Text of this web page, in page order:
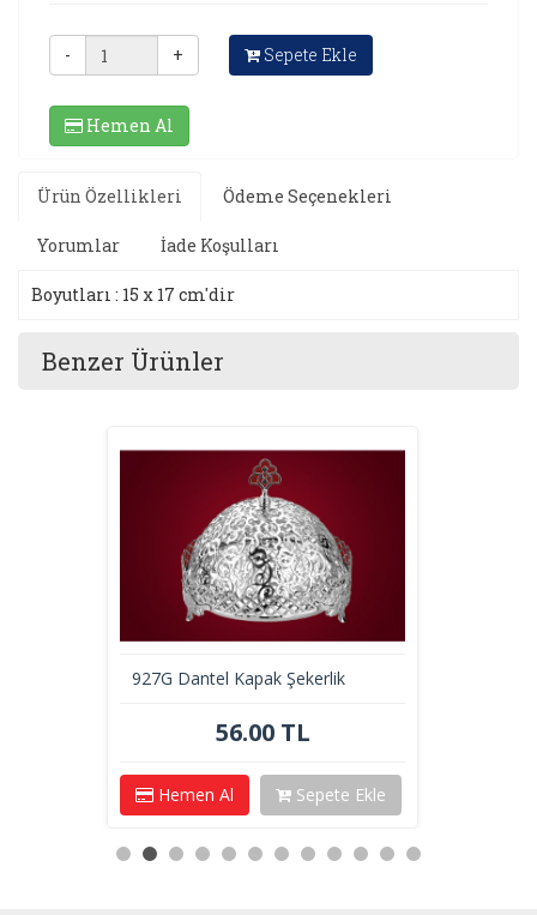
- + Sepete Ekle
Hemen Al
Ürün Özellikleri Ödeme Seçenekleri
Yorumlar İade Koşulları
Boyutları : 15 x 17 cm'dir
Benzer Ürünler
927G Dantel Kapak Şekerlik
56.00 TL
Hemen Al Sepete Ekle